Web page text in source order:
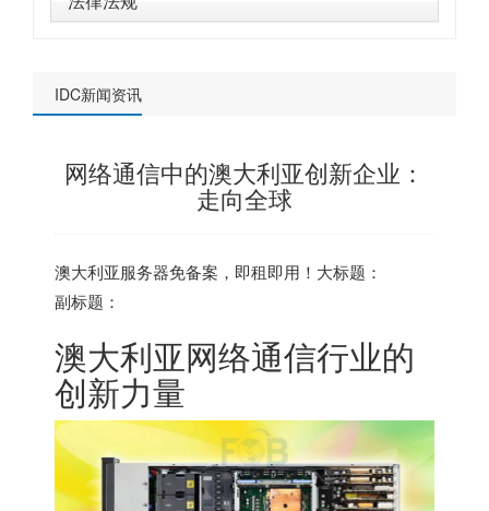
IDC新闻资讯
网络通信中的澳大利亚创新企业：
走向全球
澳大利亚服务器免备案，即租即用！大标题：
副标题：
澳大利亚网络通信行业的
创新力量